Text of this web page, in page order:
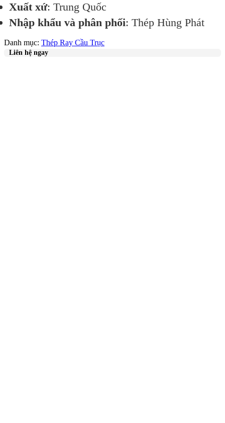
Xuất xứ: Trung Quốc
Nhập khẩu và phân phối: Thép Hùng Phát
Danh mục: Thép Ray Cầu Trục
Liên hệ ngay